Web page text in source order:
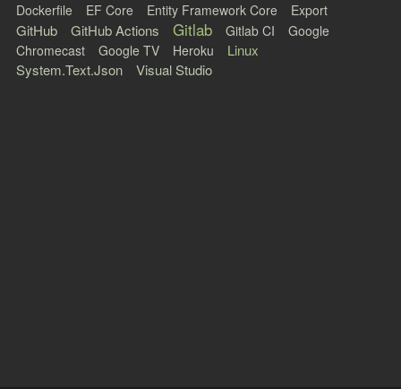
Dockerfile
EF Core Entity Framework Core Export
GitHub GitHub Actions Gitlab Gitlab CI
Google
Chromecast
Google TV Heroku
Linux
System.Text.Json
Visual Studio